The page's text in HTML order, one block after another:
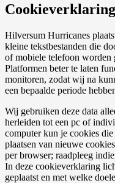
Cookieverklaring
Hilversum Hurricanes
kleine tekstbestanden die
of mobiele telefoon worden
Platformen beter te laten
monitoren, zodat wij na
een bepaalde periode
Wij gebruiken deze data
herleiden tot een pc of
computer kun je cookies
plaatsen van nieuwe
per browser; raadpleeg
In deze cookieverklaring
geplaatst en met welke